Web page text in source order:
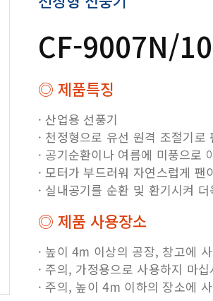
CF-9007N/
◎ 제품특징
· 산업용 선풍기
· 천정형으로 유선 원격 조절기로
· 공기순환이나 여름에 미풍으로
· 모터가 부드러워 자연스럽게 팬
· 실내공기를 순환 및 환기시켜
◎ 제품 사용장소
· 높이 4m 이상의 공장, 창고에
· 주의, 가정용으로 사용하지 마
· 주의, 높이 4m 이하의 장소에